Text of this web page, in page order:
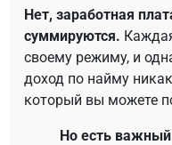
Нет, заработная
суммируются.
своему режиму, и
доход по найму
который вы можете
Но есть